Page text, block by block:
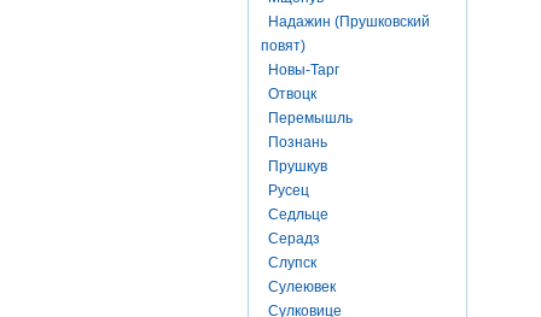
Надажин (Прушковский
повят)
Новы-Тарг
Отвоцк
Перемышль
Познань
Прушкув
Русец
Седльце
Серадз
Слупск
Сулеювек
Сулковице